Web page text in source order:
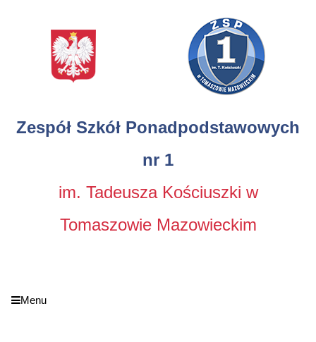
Zespół Szkół Ponadpodstawowych
nr 1
im. Tadeusza Kościuszki w
Tomaszowie Mazowieckim
Menu